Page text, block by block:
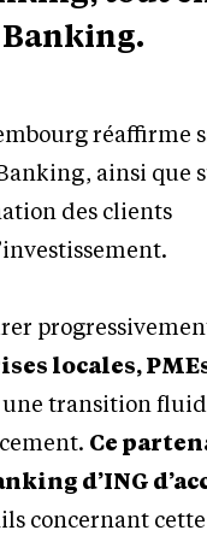
réaffirme
ainsi que
des clients
locales,
une transition
Ce
d’ING
concernant